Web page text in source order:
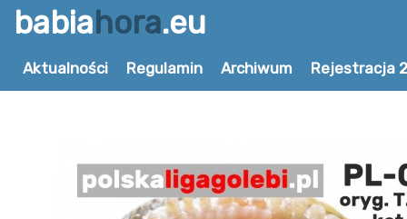
babiahora.eu
Aktualności Regulamin Archiwum Rejestracja
Wróć do zbioru